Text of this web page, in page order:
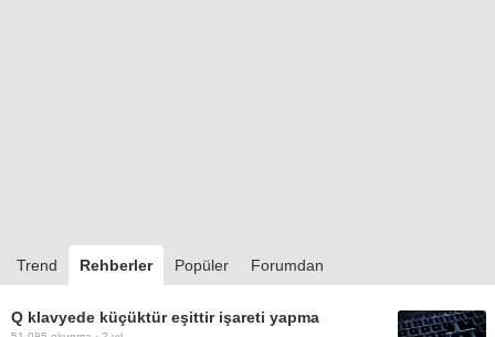
Trend Rehberler Popüler Forumdan
Q klavyede küçüktür eşittir işareti yapma